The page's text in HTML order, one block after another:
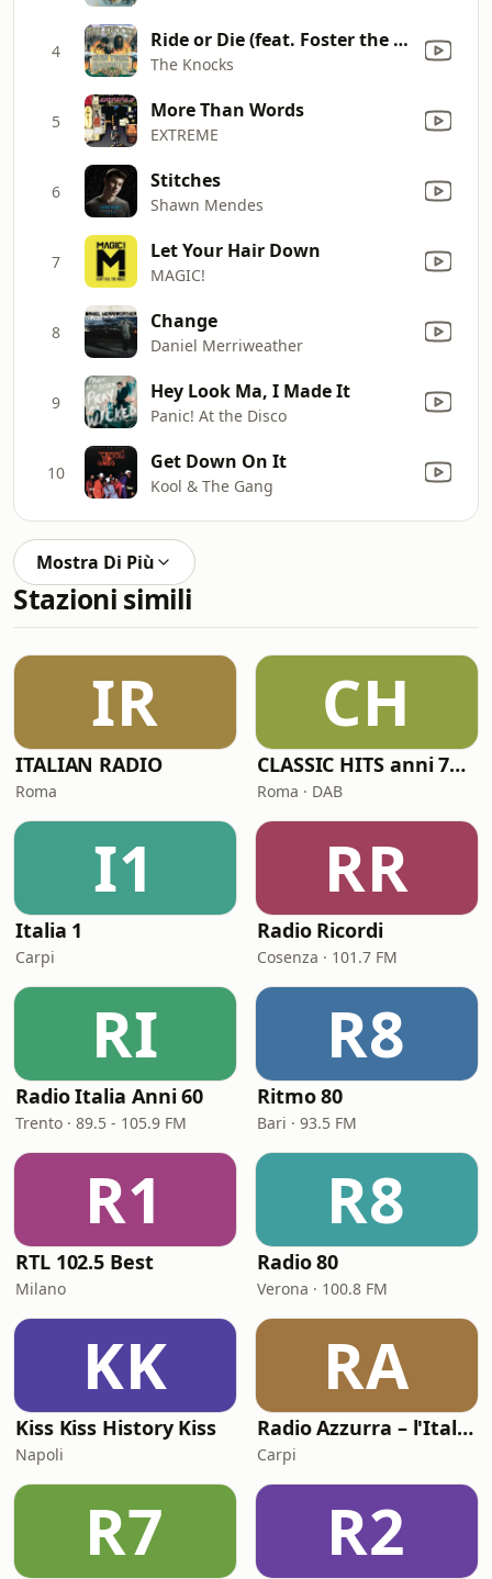
4 Ride or Die (feat. Foster the People)
The Knocks
5 More Than Words
EXTREME
6 Stitches
Shawn Mendes
7 Let Your Hair Down
MAGIC!
8 Change
Daniel Merriweather
9 Hey Look Ma, I Made It
Panic! At the Disco
10 Get Down On It
Kool & The Gang
Mostra Di Più
Stazioni simili
IR
ITALIAN RADIO
Roma
CH
CLASSIC HITS anni 70 80 90
Roma · DAB
I1
Italia 1
Carpi
RR
Radio Ricordi
Cosenza · 101.7 FM
RI
Radio Italia Anni 60
Trento · 89.5 - 105.9 FM
R8
Ritmo 80
Bari · 93.5 FM
R1
RTL 102.5 Best
Milano
R8
Radio 80
Verona · 100.8 FM
KK
Kiss Kiss History Kiss
Napoli
RA
Radio Azzurra – l'Italiana
Carpi
R7 R2